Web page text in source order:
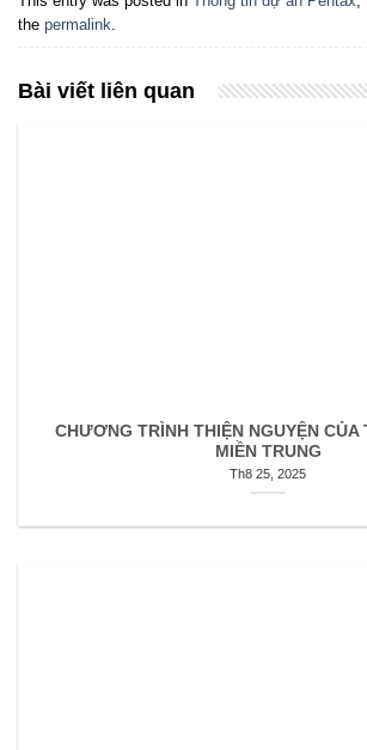
the permalink.
Bài viết liên quan
CHƯƠNG TRÌNH THIỆN NGUYỆN CỦA
MIỀN TRUNG
Th8 25, 2025